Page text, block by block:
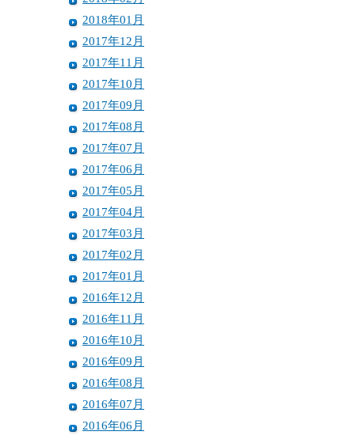
2018年01月
2017年12月
2017年11月
2017年10月
2017年09月
2017年08月
2017年07月
2017年06月
2017年05月
2017年04月
2017年03月
2017年02月
2017年01月
2016年12月
2016年11月
2016年10月
2016年09月
2016年08月
2016年07月
2016年06月